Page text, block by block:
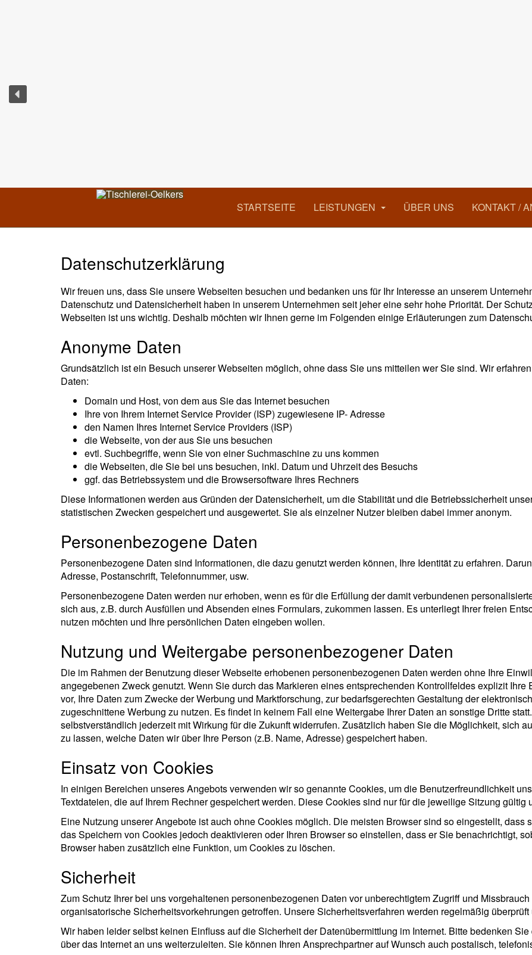
STARTSEITE LEISTUNGEN ÜBER UNS KONTAKT /
Datenschutzerklärung
Wir freuen uns, dass Sie unsere Webseiten besuchen und bedanken uns für Ihr Interesse an unserem
Datenschutz und Datensicherheit haben in unserem Unternehmen seit jeher eine sehr hohe Priorität. Der
Webseiten ist uns wichtig. Deshalb möchten wir Ihnen gerne im Folgenden einige Erläuterungen zum
Anonyme Daten
Grundsätzlich ist ein Besuch unserer Webseiten möglich, ohne dass Sie uns mitteilen wer Sie sind. Wir
Daten:
Domain und Host, von dem aus Sie das Internet besuchen
Ihre von Ihrem Internet Service Provider (ISP) zugewiesene IP- Adresse
den Namen Ihres Internet Service Providers (ISP)
die Webseite, von der aus Sie uns besuchen
evtl. Suchbegriffe, wenn Sie von einer Suchmaschine zu uns kommen
die Webseiten, die Sie bei uns besuchen, inkl. Datum und Uhrzeit des Besuchs
ggf. das Betriebssystem und die Browsersoftware Ihres Rechners
Diese Informationen werden aus Gründen der Datensicherheit, um die Stabilität und die Betriebssicherheit
statistischen Zwecken gespeichert und ausgewertet. Sie als einzelner Nutzer bleiben dabei immer anonym.
Personenbezogene Daten
Personenbezogene Daten sind Informationen, die dazu genutzt werden können, Ihre Identität zu erfahren.
Adresse, Postanschrift, Telefonnummer, usw.
Personenbezogene Daten werden nur erhoben, wenn es für die Erfüllung der damit verbundenen
sich aus, z.B. durch Ausfüllen und Absenden eines Formulars, zukommen lassen. Es unterliegt Ihrer freien
nutzen möchten und Ihre persönlichen Daten eingeben wollen.
Nutzung und Weitergabe personenbezogener Daten
Die im Rahmen der Benutzung dieser Webseite erhobenen personenbezogenen Daten werden ohne Ihre
angegebenen Zweck genutzt. Wenn Sie durch das Markieren eines entsprechenden Kontrollfeldes explizit
vor, Ihre Daten zum Zwecke der Werbung und Marktforschung, zur bedarfsgerechten Gestaltung der
zugeschnittene Werbung zu nutzen. Es findet in keinem Fall eine Weitergabe Ihrer Daten an sonstige Dritte
selbstverständlich jederzeit mit Wirkung für die Zukunft widerrufen. Zusätzlich haben Sie die Möglichkeit, sich
zu lassen, welche Daten wir über Ihre Person (z.B. Name, Adresse) gespeichert haben.
Einsatz von Cookies
In einigen Bereichen unseres Angebots verwenden wir so genannte Cookies, um die Benutzerfreundlichkeit
Textdateien, die auf Ihrem Rechner gespeichert werden. Diese Cookies sind nur für die jeweilige Sitzung gültig
Eine Nutzung unserer Angebote ist auch ohne Cookies möglich. Die meisten Browser sind so eingestellt,
das Speichern von Cookies jedoch deaktivieren oder Ihren Browser so einstellen, dass er Sie benachrichtigt,
Browser haben zusätzlich eine Funktion, um Cookies zu löschen.
Sicherheit
Zum Schutz Ihrer bei uns vorgehaltenen personenbezogenen Daten vor unberechtigtem Zugriff und
organisatorische Sicherheitsvorkehrungen getroffen. Unsere Sicherheitsverfahren werden regelmäßig
Wir haben leider selbst keinen Einfluss auf die Sicherheit der Datenübermittlung im Internet. Bitte bedenken
über das Internet an uns weiterzuleiten. Sie können Ihren Ansprechpartner auf Wunsch auch postalisch,